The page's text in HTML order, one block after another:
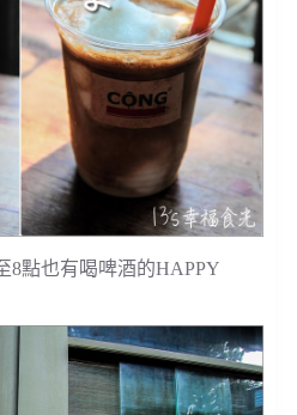
8點也有喝啤酒的HAPPY